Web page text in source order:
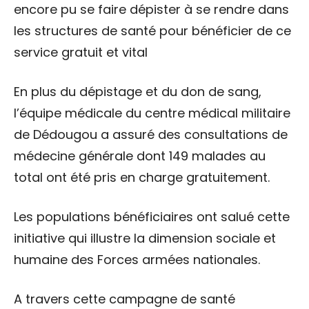
encore pu se faire dépister à se rendre dans
les structures de santé pour bénéficier de ce
service gratuit et vital
En plus du dépistage et du don de sang,
l’équipe médicale du centre médical militaire
de Dédougou a assuré des consultations de
médecine générale dont 149 malades au
total ont été pris en charge gratuitement.
Les populations bénéficiaires ont salué cette
initiative qui illustre la dimension sociale et
humaine des Forces armées nationales.
A travers cette campagne de santé